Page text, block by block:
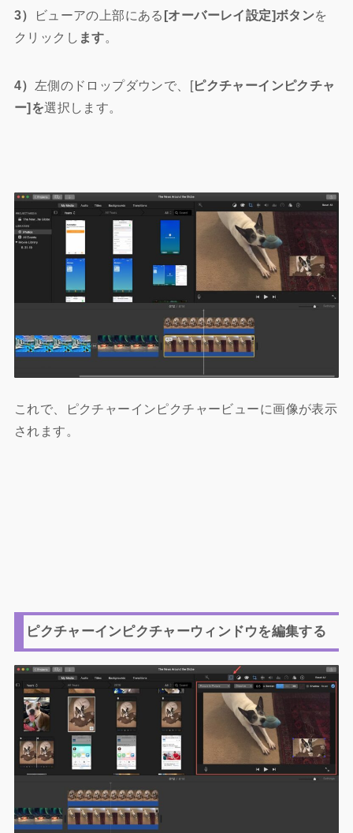
3） ビューアの上部にある [オーバーレイ設定]ボタンを
クリックし ます。
4） 左側のドロップダウンで、[ピクチャーインピクチャ
ー]を選択します。
これで、ピクチャーインピクチャービューに画像が表示
されます。
ピクチャーインピクチャーウィンドウを編集する